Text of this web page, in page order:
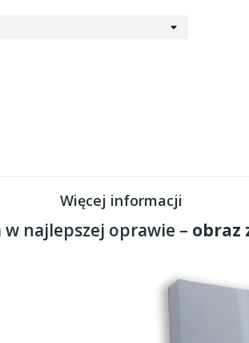
Więcej informacji
najlepszej oprawie – obraz